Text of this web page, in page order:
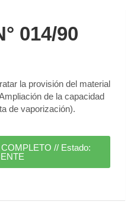
014/90
la provisión del material
de la capacidad
de vaporización).
// Estado: